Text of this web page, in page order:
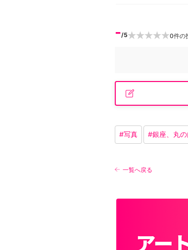
-/5 0件の
#写真 #銀座、丸の
一覧へ戻る